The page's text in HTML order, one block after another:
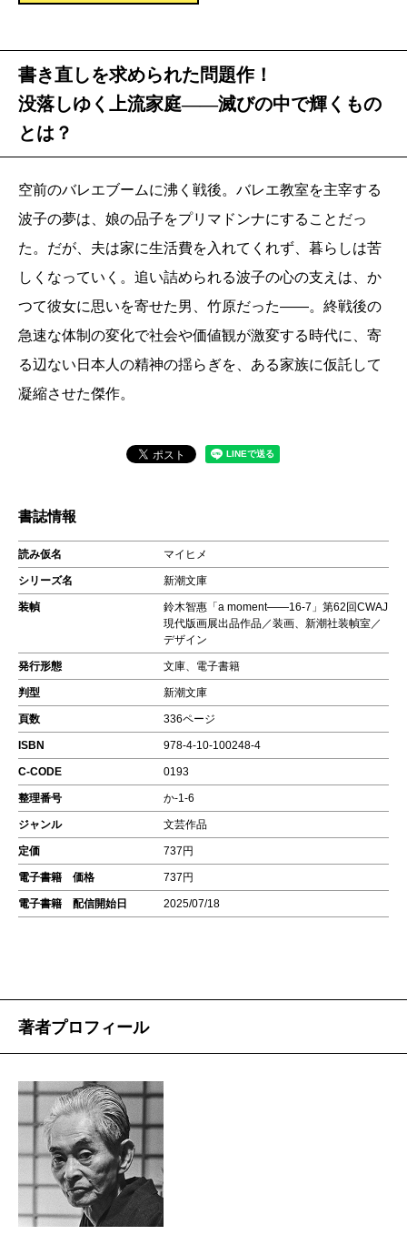
書き直しを求められた問題作！
没落しゆく上流家庭――滅びの中で輝くもの
とは？
空前のバレエブームに沸く戦後。バレエ教室を主宰する
波子の夢は、娘の品子をプリマドンナにすることだっ
た。だが、夫は家に生活費を入れてくれず、暮らしは苦
しくなっていく。追い詰められる波子の心の支えは、か
つて彼女に思いを寄せた男、竹原だった――。終戦後の
急速な体制の変化で社会や価値観が激変する時代に、寄
る辺ない日本人の精神の揺らぎを、ある家族に仮託して
凝縮させた傑作。
書誌情報
読み仮名 マイヒメ
シリーズ名 新潮文庫
装幀
鈴木智惠「a moment――16-7」第62回CWAJ
現代版画展出品作品／装画、新潮社装幀室／
デザイン
発行形態 文庫、電子書籍
判型 新潮文庫
頁数 336ページ
ISBN 978-4-10-100248-4
C-CODE 0193
整理番号 か-1-6
ジャンル 文芸作品
定価 737円
電子書籍 価格 737円
電子書籍 配信開始日 2025/07/18
著者プロフィール